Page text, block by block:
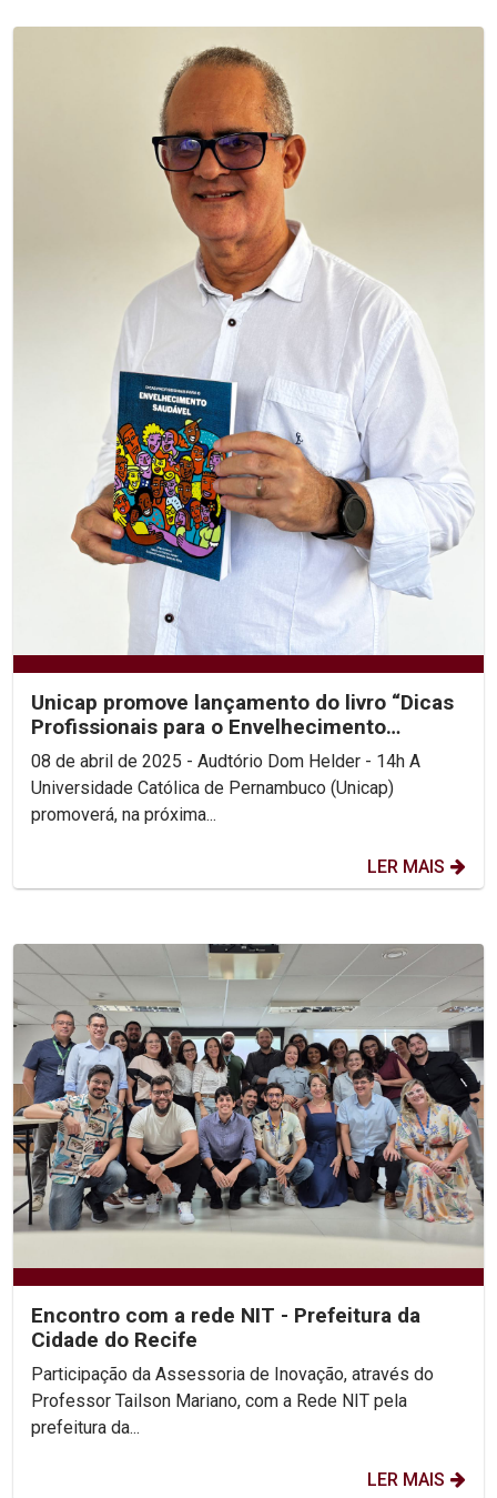
Unicap promove lançamento do livro “Dicas
Profissionais para o Envelhecimento
Saudável”
08 de abril de 2025 - Audtório Dom Helder - 14h A
Universidade Católica de Pernambuco (Unicap)
promoverá, na próxima...
LER MAIS
Encontro com a rede NIT - Prefeitura da
Cidade do Recife
Participação da Assessoria de Inovação, através do
Professor Tailson Mariano, com a Rede NIT pela
prefeitura da...
LER MAIS